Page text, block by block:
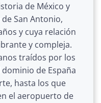
de México y
San Antonio,
y cuya relación
y compleja.
traídos por los
de España
hasta los que
el aeropuerto de